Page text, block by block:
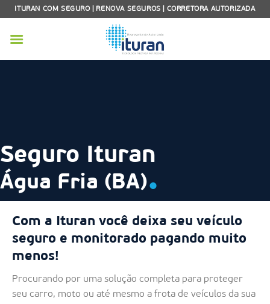
Skip
content
ITURAN COM SEGURO | RENOVA SEGUROS | CORRETORA AUTORIZADA
Seguro Ituran
Água Fria (BA).
Com a Ituran você deixa seu veículo
seguro e monitorado pagando muito
menos!
Procurando por uma solução completa para proteger
seu carro, moto ou até mesmo a frota de veículos da sua